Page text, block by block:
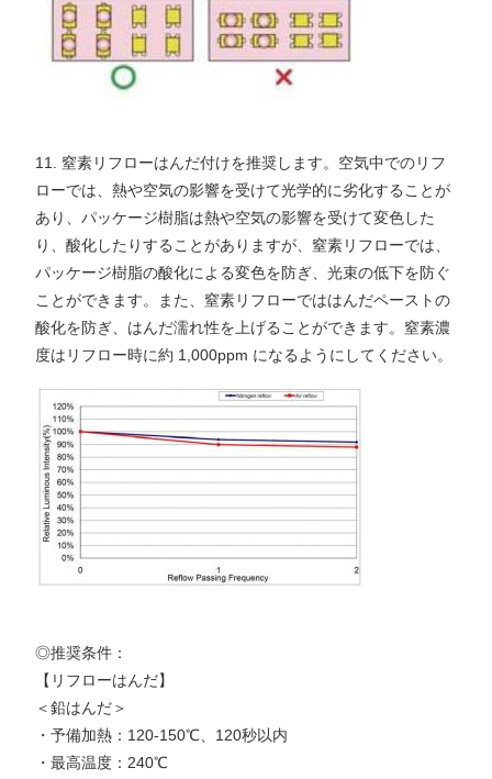
11. 窒素リフローはんだ付けを推奨します。空気中でのリフ
ローでは、熱や空気の影響を受けて光学的に劣化することが
あり、パッケージ樹脂は熱や空気の影響を受けて変色した
り、酸化したりすることがありますが、窒素リフローでは、
パッケージ樹脂の酸化による変色を防ぎ、光束の低下を防ぐ
ことができます。また、窒素リフローでははんだペーストの
酸化を防ぎ、はんだ濡れ性を上げることができます。窒素濃
度はリフロー時に約 1,000ppm になるようにしてください。
◎推奨条件：
【リフローはんだ】
＜鉛はんだ＞
・予備加熱：120-150℃、120秒以内
・最高温度：240℃